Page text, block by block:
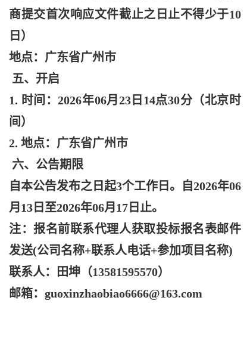
商提交首次响应文件截止之日止不得少于10
日）
地点：广东省广州市
五、开启
1. 时间：2026年06月23日14点30分（北京时
间）
2. 地点：广东省广州市
六、公告期限
自本公告发布之日起3个工作日。自2026年06
月13日至2026年06月17日止。
注：报名前联系代理人获取投标报名表邮件
发送(公司名称+联系人电话+参加项目名称)
联系人：田坤（13581595570）
邮箱： guoxinzhaobiao6666@163.com